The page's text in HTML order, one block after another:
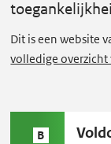
c
t
s
v
Dit is een website
volledige overzicht
B